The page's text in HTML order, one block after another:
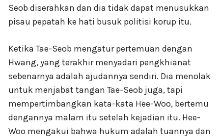
Seob diserahkan dan dia tidak dapat menusukkan
pisau pepatah ke hati busuk politisi korup itu.
Ketika Tae-Seob mengatur pertemuan dengan
Hwang, yang terakhir menyadari pengkhianat
sebenarnya adalah ajudannya sendiri. Dia menolak
untuk menjabat tangan Tae-Seob juga, tapi
mempertimbangkan kata-kata Hee-Woo, bertemu
dengannya malam itu setelah kejadian itu. Hee-
Woo mengakui bahwa hukum adalah tuannya dan